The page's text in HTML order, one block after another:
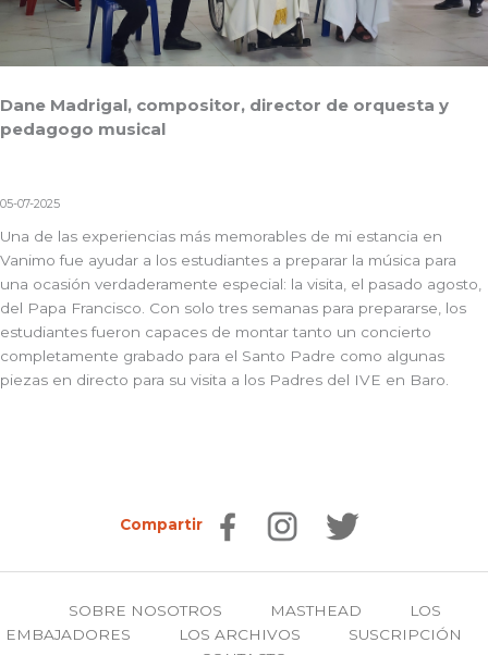
Dane Madrigal, compositor, director de orquesta y
pedagogo musical
05-07-2025
Una de las experiencias más memorables de mi estancia en
Vanimo fue ayudar a los estudiantes a preparar la música para
una ocasión verdaderamente especial: la visita, el pasado agosto,
del Papa Francisco. Con solo tres semanas para prepararse, los
estudiantes fueron capaces de montar tanto un concierto
completamente grabado para el Santo Padre como algunas
piezas en directo para su visita a los Padres del IVE en Baro.
Compartir
SOBRE NOSOTROS MASTHEAD
LOS
EMBAJADORES
LOS ARCHIVOS
SUSCRIPCIÓN